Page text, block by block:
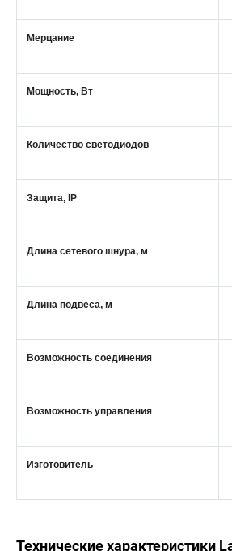
Мерцание
Мощность, Вт
Количество светодиодов
Защита, IP
Длина сетевого шнура, м
Длина подвеса, м
Возможность соединения
Возможность управления
Изготовитель
Технические характеристики